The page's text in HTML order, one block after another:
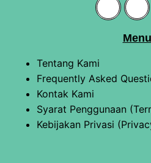
Menu
Tentang Kami
Frequently Asked
Kontak Kami
Syarat Penggunaan
Kebijakan Privasi